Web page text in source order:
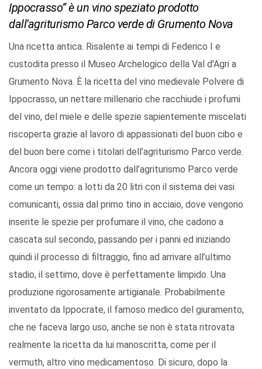
Ippocrasso” è un vino speziato prodotto
dall'agriturismo Parco verde di Grumento Nova
Una ricetta antica. Risalente ai tempi di Federico I e
custodita presso il Museo Archelogico della Val d'Agri a
Grumento Nova. È la ricetta del vino medievale Polvere di
Ippocrasso, un nettare millenario che racchiude i profumi
del vino, del miele e delle spezie sapientemente miscelati
riscoperta grazie al lavoro di appassionati del buon cibo e
del buon bere come i titolari dell’agriturismo Parco verde.
Ancora oggi viene prodotto dall’agriturismo Parco verde
come un tempo: a lotti da 20 litri con il sistema dei vasi
comunicanti, ossia dal primo tino in acciaio, dove vengono
inserite le spezie per profumare il vino, che cadono a
cascata sul secondo, passando per i panni ed iniziando
quindi il processo di filtraggio, fino ad arrivare all’ultimo
stadio, il settimo, dove è perfettamente limpido. Una
produzione rigorosamente artigianale. Probabilmente
inventato da Ippocrate, il famoso medico del giuramento,
che ne faceva largo uso, anche se non è stata ritrovata
realmente la ricetta da lui manoscritta, come per il
vermuth, altro vino medicamentoso. Di sicuro, dopo la